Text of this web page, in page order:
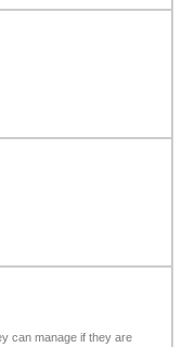
can manage if they are